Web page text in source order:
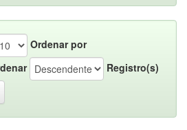
Ordenar por
Registro(s)